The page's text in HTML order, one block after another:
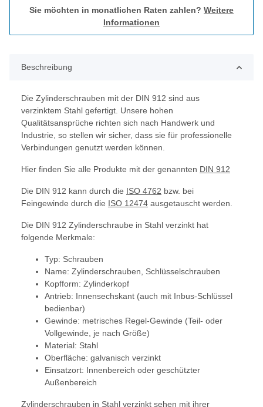
Sie möchten in monatlichen Raten zahlen? Weitere
Informationen
Beschreibung
Die Zylinderschrauben mit der DIN 912 sind aus
verzinktem Stahl gefertigt. Unsere hohen
Qualitätsansprüche richten sich nach Handwerk und
Industrie, so stellen wir sicher, dass sie für professionelle
Verbindungen genutzt werden können.
Hier finden Sie alle Produkte mit der genannten DIN 912
Die DIN 912 kann durch die ISO 4762 bzw. bei
Feingewinde durch die ISO 12474 ausgetauscht werden.
Die DIN 912 Zylinderschraube in Stahl verzinkt hat
folgende Merkmale:
Typ: Schrauben
Name: Zylinderschrauben, Schlüsselschrauben
Kopfform: Zylinderkopf
Antrieb: Innensechskant (auch mit Inbus-Schlüssel
bedienbar)
Gewinde: metrisches Regel-Gewinde (Teil- oder
Vollgewinde, je nach Größe)
Material: Stahl
Oberfläche: galvanisch verzinkt
Einsatzort: Innenbereich oder geschützter
Außenbereich
Zylinderschrauben in Stahl verzinkt sehen mit ihrer